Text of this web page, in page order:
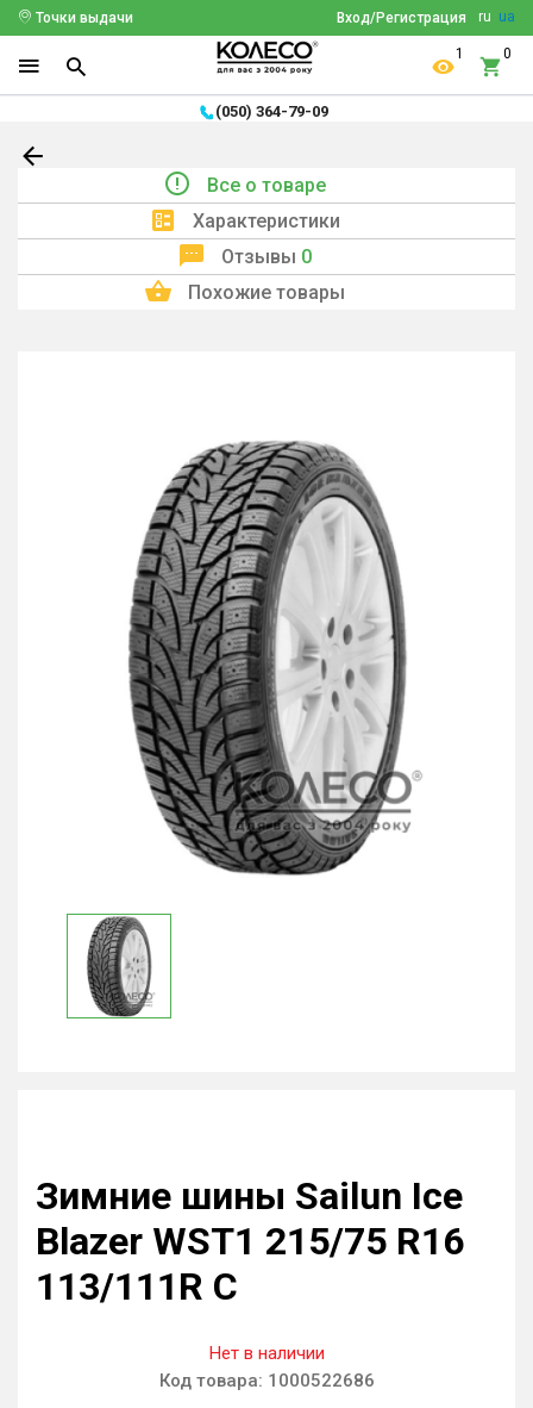
ru ua
Вход/Регистрация
Точки выдачи
1 0
(050) 364-79-09
Все о товаре
Характеристики
Отзывы 0
Похожие товары
Зимние шины Sailun Ice
Blazer WST1 215/75 R16
113/111R C
Нет в наличии
Код товара: 1000522686